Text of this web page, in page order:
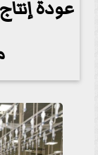
عودة